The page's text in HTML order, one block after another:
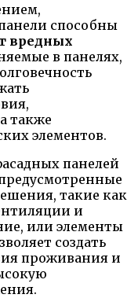
способны
вредных
в панелях,
также
элементов.
панелей
такие как
и
или элементы
создать
проживания и